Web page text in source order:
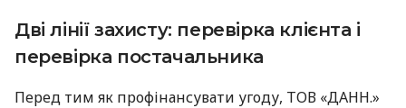
Дві лінії захисту: перевірка клієнта і
перевірка постачальника
Перед тим як профінансувати угоду, ТОВ «ДАНН.»